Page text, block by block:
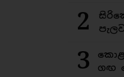
2
3
ගඟ